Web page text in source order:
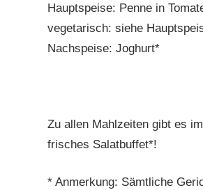
Hauptspeise: Penne in
vegetarisch: siehe
Nachspeise: Joghurt*
Zu allen Mahlzeiten gibt es
frisches Salatbuffet*!
* Anmerkung: Sämtliche